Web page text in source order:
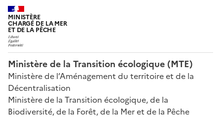
MINISTÈRE
CHARGÉ DE LA MER
ET DE LA PÊCHE
Ministère de la Transition écologique (MTE)
Ministère de l’Aménagement du territoire et de la
Décentralisation
Ministère de la Transition écologique, de la
Biodiversité, de la Forêt, de la Mer et de la Pêche